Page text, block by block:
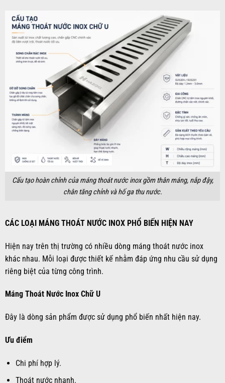
Cấu tạo hoàn chỉnh của máng thoát nước inox gồm thân máng, nắp đậy,
chân tăng chỉnh và hố ga thu nước.
CÁC LOẠI MÁNG THOÁT NƯỚC INOX PHỔ BIẾN HIỆN NAY
Hiện nay trên thị trường có nhiều dòng máng thoát nước inox
khác nhau. Mỗi loại được thiết kế nhằm đáp ứng nhu cầu sử dụng
riêng biệt của từng công trình.
Máng Thoát Nước Inox Chữ U
Đây là dòng sản phẩm được sử dụng phổ biến nhất hiện nay.
Ưu điểm
Chi phí hợp lý.
Thoát nước nhanh.